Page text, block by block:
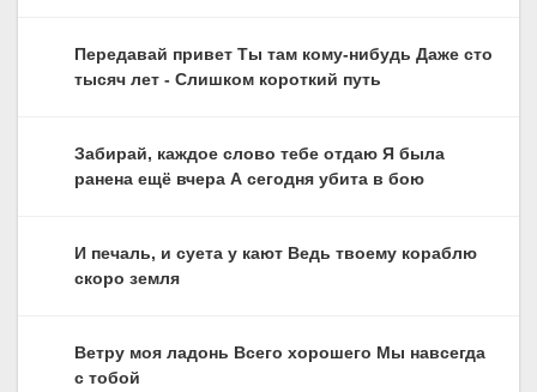
Передавай привет Ты там кому-нибудь Даже сто
тысяч лет - Слишком короткий путь
Забирай, каждое слово тебе отдаю Я была
ранена ещё вчера А сегодня убита в бою
И печаль, и суета у кают Ведь твоему кораблю
скоро земля
Ветру моя ладонь Всего хорошего Мы навсегда
с тобой